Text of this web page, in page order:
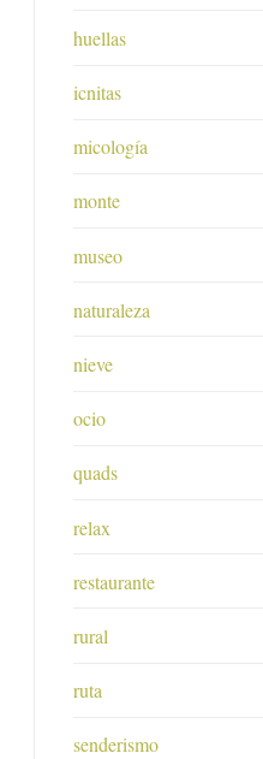
huellas
icnitas
micología
monte
museo
naturaleza
nieve
ocio
quads
relax
restaurante
rural
ruta
senderismo